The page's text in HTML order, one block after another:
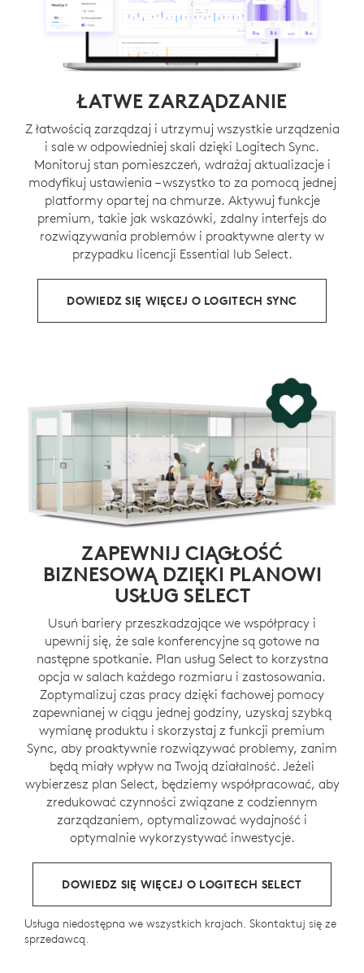
ŁATWE ZARZĄDZANIE
Z łatwością zarządzaj i utrzymuj wszystkie urządzenia
i sale w odpowiedniej skali dzięki Logitech Sync.
Monitoruj stan pomieszczeń, wdrażaj aktualizacje i
modyfikuj ustawienia – wszystko to za pomocą jednej
platformy opartej na chmurze. Aktywuj funkcje
premium, takie jak wskazówki, zdalny interfejs do
rozwiązywania problemów i proaktywne alerty w
przypadku licencji Essential lub Select.
DOWIEDZ SIĘ WIĘCEJ O LOGITECH SYNC
ZAPEWNIJ CIĄGŁOŚĆ
BIZNESOWĄ DZIĘKI PLANOWI
USŁUG SELECT
Usuń bariery przeszkadzające we współpracy i
upewnij się, że sale konferencyjne są gotowe na
następne spotkanie. Plan usług Select to korzystna
opcja w salach każdego rozmiaru i zastosowania.
Zoptymalizuj czas pracy dzięki fachowej pomocy
zapewnianej w ciągu jednej godziny, uzyskaj szybką
wymianę produktu i skorzystaj z funkcji premium
Sync, aby proaktywnie rozwiązywać problemy, zanim
będą miały wpływ na Twoją działalność. Jeżeli
wybierzesz plan Select, będziemy współpracować, aby
zredukować czynności związane z codziennym
zarządzaniem, optymalizować wydajność i
optymalnie wykorzystywać inwestycje.
DOWIEDZ SIĘ WIĘCEJ O LOGITECH SELECT
Usługa niedostępna we wszystkich krajach. Skontaktuj się ze
sprzedawcą.